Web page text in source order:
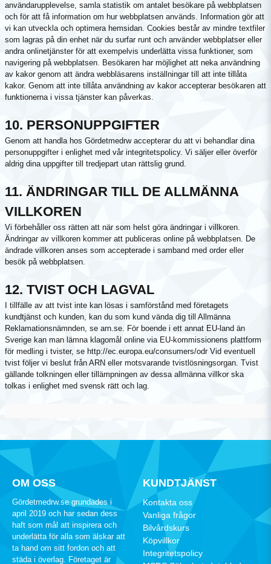
användarupplevelse, samla statistik om antalet besökare på webbplatsen
och för att få information om hur webbplatsen används. Information gör att
vi kan utveckla och optimera hemsidan. Cookies består av mindre textfiler
som lagras på din enhet när du surfar runt och använder webbplatser eller
andra onlinetjänster för att exempelvis underlätta vissa funktioner, som
navigering på webbplatsen. Besökaren har möjlighet att neka användning
av kakor genom att ändra webbläsarens inställningar till att inte tillåta
kakor. Genom att inte tillåta användning av kakor accepterar besökaren att
funktionerna i vissa tjänster kan påverkas.
10. PERSONUPPGIFTER
Genom att handla hos Gördetmedrw accepterar du att vi behandlar dina
personuppgifter i enlighet med vår integritetspolicy. Vi säljer eller överför
aldrig dina uppgifter till tredjepart utan rättslig grund.
11. ÄNDRINGAR TILL DE ALLMÄNNA
VILLKOREN
Vi förbehåller oss rätten att när som helst göra ändringar i villkoren.
Ändringar av villkoren kommer att publiceras online på webbplatsen. De
ändrade villkoren anses som accepterade i samband med order eller
besök på webbplatsen.
12. TVIST OCH LAGVAL
I tillfälle av att tvist inte kan lösas i samförstånd med företagets
kundtjänst och kunden, kan du som kund vända dig till Allmänna
Reklamationsnämnden, se arn.se. För boende i ett annat EU-land än
Sverige kan man lämna klagomål online via EU-kommissionens plattform
för medling i tvister, se http://ec.europa.eu/consumers/odr Vid eventuell
tvist följer vi beslut från ARN eller motsvarande tvistlösningsorgan. Tvist
gällande tolkningen eller tillämpningen av dessa allmänna villkor ska
tolkas i enlighet med svensk rätt och lag.
OM OSS
Gördetmedrw.se grundades i
april 2019 och har sedan dess
haft som mål att inspirera och
underlätta för alla som älskar att
ta hand om sitt fordon och att
städa i överlag. Företaget är
KUNDTJÄNST
Kontakta oss
Vanliga frågor
Bilvårdskurs
Köpvillkor
Integritetspolicy